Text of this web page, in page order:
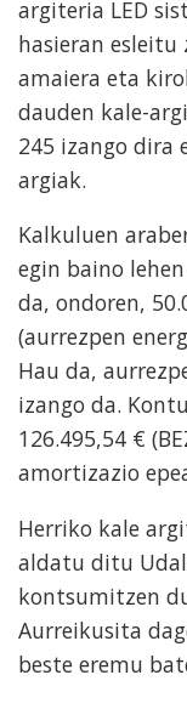
argiteria LED
hasieran
amaiera eta
dauden kale-
245 izango dira
argiak.
Kalkuluen
egin baino
da, ondoren,
(aurrezpen
Hau da,
izango da.
126.495,54 €
amortizazio
Herriko kale
aldatu ditu
kontsumitzen
Aurreikusita
beste eremu